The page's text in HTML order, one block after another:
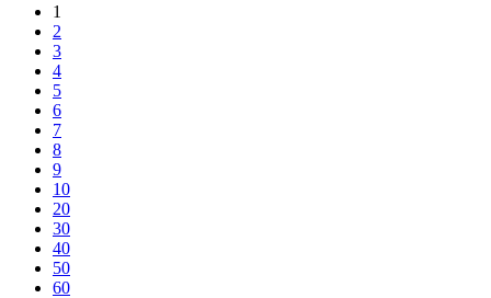
1
2
3
4
5
6
7
8
9
10
20
30
40
50
60